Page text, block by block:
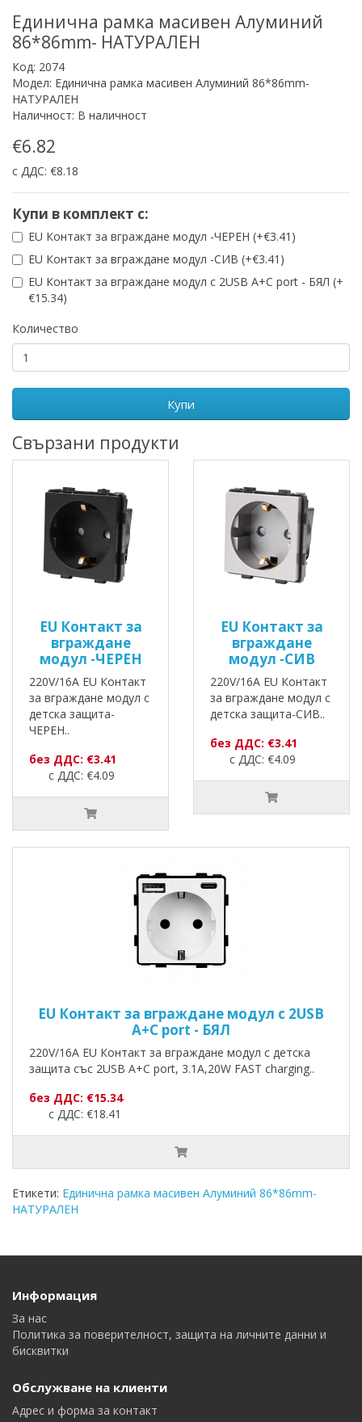
Единична рамка масивен Алуминий
86*86mm- НАТУРАЛЕН
Код: 2074
Модел: Единична рамка масивен Алуминий 86*86mm-
НАТУРАЛЕН
Наличност: В наличност
€6.82
с ДДС: €8.18
Купи в комплект с:
EU Контакт за вграждане модул -ЧЕРЕН (+€3.41)
EU Контакт за вграждане модул -СИВ (+€3.41)
EU Контакт за вграждане модул с 2USB A+C port - БЯЛ (+
€15.34)
Количество
Купи
Свързани продукти
EU Контакт за
вграждане
модул -ЧЕРЕН
220V/16A EU Контакт
за вграждане модул с
детска защита-
ЧЕРЕН..
без ДДС: €3.41
с ДДС: €4.09
EU Контакт за
вграждане
модул -СИВ
220V/16A EU Контакт
за вграждане модул с
детска защита-СИВ..
без ДДС: €3.41
с ДДС: €4.09
EU Контакт за вграждане модул с 2USB
A+C port - БЯЛ
220V/16A EU Контакт за вграждане модул с детска
защита със 2USB A+C port, 3.1A,20W FAST charging..
без ДДС: €15.34
с ДДС: €18.41
Етикети: Единична рамка масивен Алуминий 86*86mm-
НАТУРАЛЕН
Информация
За нас
Политика за поверителност, защита на личните данни и
бисквитки
Обслужване на клиенти
Адрес и форма за контакт